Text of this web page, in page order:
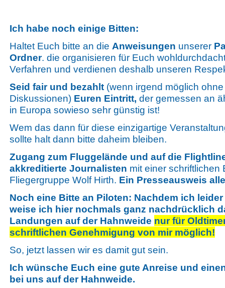
Ich habe noch einige Bitten:
Haltet Euch bitte an die Anweisungen unserer
Ordner. die organisieren für Euch
Verfahren und verdienen deshalb unseren
Seid fair und bezahlt (wenn irgend möglich
Diskussionen) Euren Eintritt, der gemessen an
in Europa sowieso sehr günstig ist!
Wem das dann für diese einzigartige
sollte halt dann bitte daheim bleiben.
Zugang zum Fluggelände und auf die
akkreditierte Journalisten mit einer schriftlichen
Fliegergruppe Wolf Hirth. Ein Presseausweis
Noch eine Bitte an Piloten: Nachdem ich
weise ich hier nochmals ganz nachdrücklich
Landungen auf der Hahnweide nur für
schriftlichen Genehmigung von mir möglich!
So, jetzt lassen wir es damit gut sein.
Ich wünsche Euch eine gute Anreise und
bei uns auf der Hahnweide.